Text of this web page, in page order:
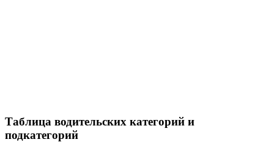
Таблица водительских категорий и
подкатегорий